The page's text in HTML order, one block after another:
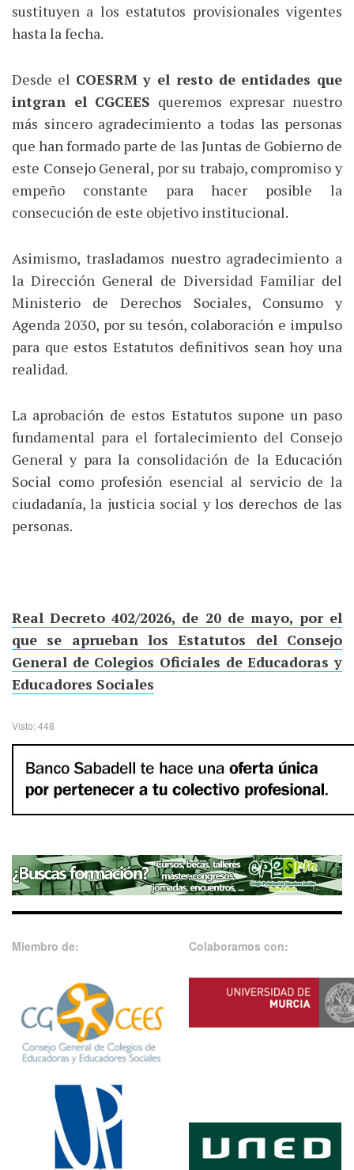
sustituyen a los estatutos provisionales vigentes
hasta la fecha.
Desde el COESRM y el resto de entidades que
intgran el CGCEES queremos expresar nuestro
más sincero agradecimiento a todas las personas
que han formado parte de las Juntas de Gobierno de
este Consejo General, por su trabajo, compromiso y
empeño constante para hacer posible la
consecución de este objetivo institucional.
Asimismo, trasladamos nuestro agradecimiento a
la Dirección General de Diversidad Familiar del
Ministerio de Derechos Sociales, Consumo y
Agenda 2030, por su tesón, colaboración e impulso
para que estos Estatutos definitivos sean hoy una
realidad.
La aprobación de estos Estatutos supone un paso
fundamental para el fortalecimiento del Consejo
General y para la consolidación de la Educación
Social como profesión esencial al servicio de la
ciudadanía, la justicia social y los derechos de las
personas.
Real Decreto 402/2026, de 20 de mayo, por el
que se aprueban los Estatutos del Consejo
General de Colegios Oficiales de Educadoras y
Educadores Sociales
Visto: 448
Miembro de: Colaboramos con: